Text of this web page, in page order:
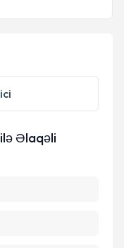
dair
şəxsi
Əlaqəli